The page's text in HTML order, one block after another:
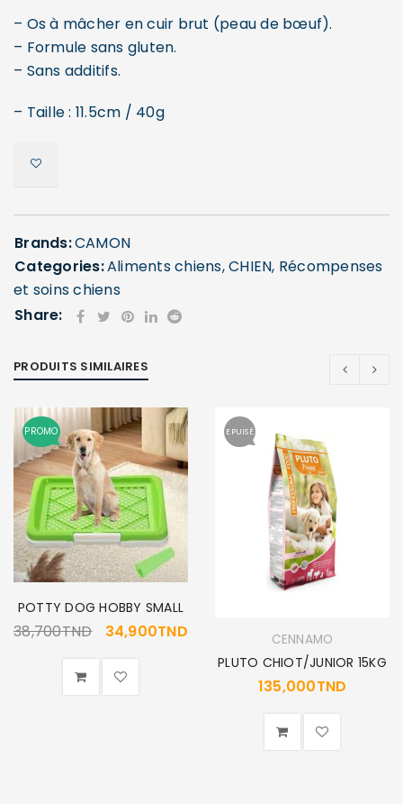
– Os à mâcher en cuir brut (peau de bœuf).
– Formule sans gluten.
– Sans additifs.
– Taille : 11.5cm / 40g
Brands:CAMON
Categories:Aliments chiens,CHIEN, Récompenses
et soins chiens
Share:
PRODUITS SIMILAIRES
PROMO
POTTY DOG HOBBY SMALL
38,700TND 34,900TND
EPUISÉ
CENNAMO
PLUTO CHIOT/JUNIOR 15KG
135,000TND